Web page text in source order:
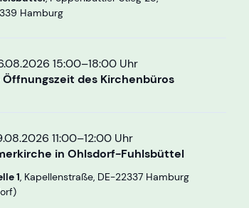
Hamburg
15:00–18:00 Uhr
Öffnungszeit des Kirchenbüros
11:00–12:00 Uhr
in Ohlsdorf-Fuhlsbüttel
1, Kapellenstraße, DE-22337 Hamburg